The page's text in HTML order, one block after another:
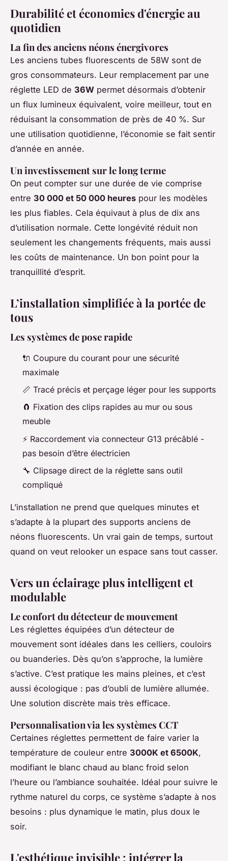
Durabilité et économies d'énergie au
quotidien
La fin des anciens néons énergivores
Les anciens tubes fluorescents de 58W sont de
gros consommateurs. Leur remplacement par une
réglette LED de 36W permet désormais d’obtenir
un flux lumineux équivalent, voire meilleur, tout en
réduisant la consommation de près de 40 %. Sur
une utilisation quotidienne, l’économie se fait sentir
d’année en année.
Un investissement sur le long terme
On peut compter sur une durée de vie comprise
entre 30 000 et 50 000 heures pour les modèles
les plus fiables. Cela équivaut à plus de dix ans
d’utilisation normale. Cette longévité réduit non
seulement les changements fréquents, mais aussi
les coûts de maintenance. Un bon point pour la
tranquillité d’esprit.
L’installation simplifiée à la portée de
tous
Les systèmes de pose rapide
🔌 Coupure du courant pour une sécurité
maximale
📏 Tracé précis et perçage léger pour les supports
🧲 Fixation des clips rapides au mur ou sous
meuble
⚡ Raccordement via connecteur G13 précâblé -
pas besoin d’être électricien
🔧 Clipsage direct de la réglette sans outil
compliqué
L’installation ne prend que quelques minutes et
s’adapte à la plupart des supports anciens de
néons fluorescents. Un vrai gain de temps, surtout
quand on veut relooker un espace sans tout casser.
Vers un éclairage plus intelligent et
modulable
Le confort du détecteur de mouvement
Les réglettes équipées d’un détecteur de
mouvement sont idéales dans les celliers, couloirs
ou buanderies. Dès qu’on s’approche, la lumière
s’active. C’est pratique les mains pleines, et c’est
aussi écologique : pas d’oubli de lumière allumée.
Une solution discrète mais très efficace.
Personnalisation via les systèmes CCT
Certaines réglettes permettent de faire varier la
température de couleur entre 3000K et 6500K,
modifiant le blanc chaud au blanc froid selon
l’heure ou l’ambiance souhaitée. Idéal pour suivre le
rythme naturel du corps, ce système s’adapte à nos
besoins : plus dynamique le matin, plus doux le
soir.
L'esthétique invisible : intégrer la